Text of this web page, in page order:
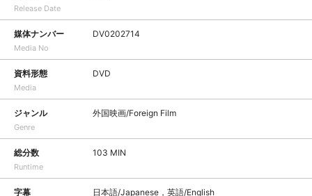
Release Date
媒体ナンバー
Media No
DV0202714
資料形態
Media
DVD
ジャンル
Genre
外国映画/Foreign Film
総分数
Runtime
103 MIN
字幕 日本語/Japanese，英語/English